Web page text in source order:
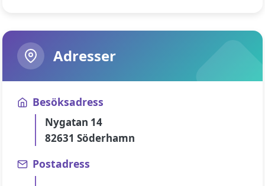
Adresser
Besöksadress
Nygatan 14
82631 Söderhamn
Postadress